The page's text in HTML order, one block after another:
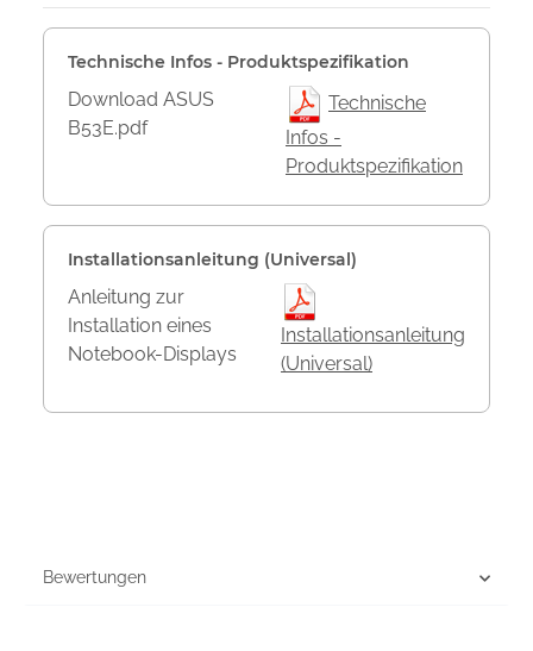
Technische Infos - Produktspezifikation
Download ASUS
B53E.pdf
Technische
Infos -
Produktspezifikation
Installationsanleitung (Universal)
Anleitung zur
Installation eines
Notebook-Displays
Installationsanleitung
(Universal)
Bewertungen